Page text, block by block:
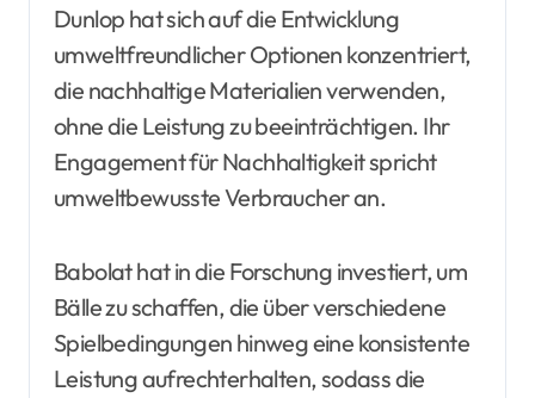
Dunlop hat sich auf die Entwicklung
umweltfreundlicher Optionen konzentriert,
die nachhaltige Materialien verwenden,
ohne die Leistung zu beeinträchtigen. Ihr
Engagement für Nachhaltigkeit spricht
umweltbewusste Verbraucher an.
Babolat hat in die Forschung investiert, um
Bälle zu schaffen, die über verschiedene
Spielbedingungen hinweg eine konsistente
Leistung aufrechterhalten, sodass die